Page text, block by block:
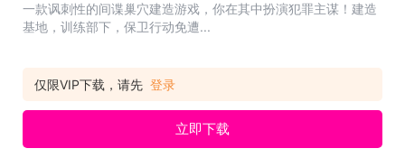
一款讽刺性的间谍巢穴建造游戏，你在其中扮演犯罪主谋！建造
基地，训练部下，保卫行动免遭...
仅限VIP下载，请先 登录
立即下载